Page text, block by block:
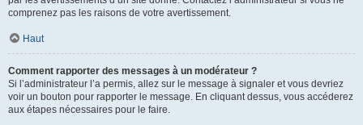
comprenez pas les raisons de votre avertissement.
Haut
Comment rapporter des messages à un modérateur ?
Si l’administrateur l’a permis, allez sur le message à signaler et vous devriez
voir un bouton pour rapporter le message. En cliquant dessus, vous accéderez
aux étapes nécessaires pour le faire.